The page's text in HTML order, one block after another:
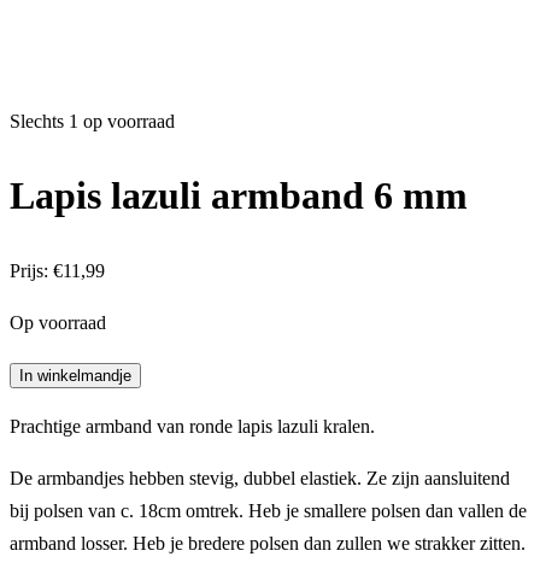
Slechts 1 op voorraad
Lapis lazuli armband 6 mm
Prijs: €11,99
Op voorraad
Lapis
armband
6
mm
aantal
In winkelmandje
Prachtige armband van ronde lapis lazuli kralen.
De armbandjes hebben stevig, dubbel elastiek. Ze zijn aansluitend
bij polsen van c. 18cm omtrek. Heb je smallere polsen dan vallen de
armband losser. Heb je bredere polsen dan zullen we strakker zitten.